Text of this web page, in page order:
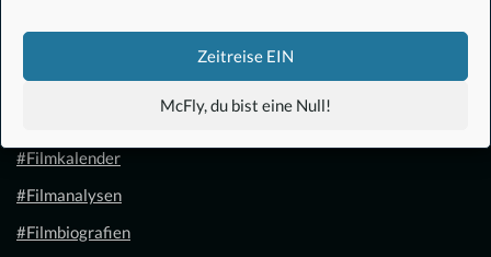
Zeitreise EIN
McFly, du bist eine Null!
#Anime
#Filmkalender
#Filmanalysen
#Filmbiografien